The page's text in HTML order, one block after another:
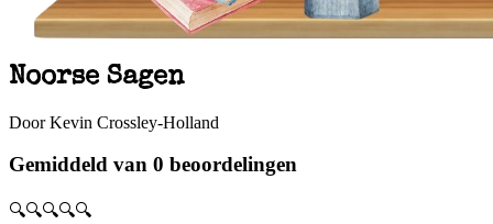
Noorse Sagen
Door Kevin Crossley-Holland
Gemiddeld van 0 beoordelingen
🔍🔍🔍🔍🔍